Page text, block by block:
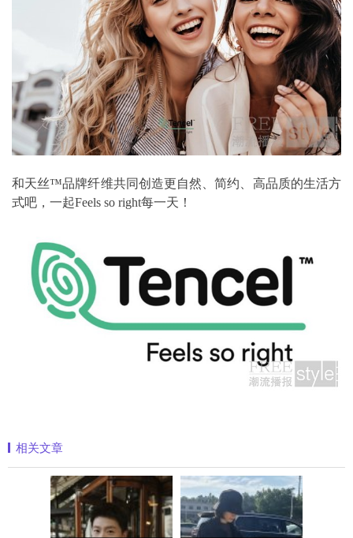
和天丝™品牌纤维共同创造更自然、简约、高品质的生活方
式吧，一起Feels so right每一天！
相关文章